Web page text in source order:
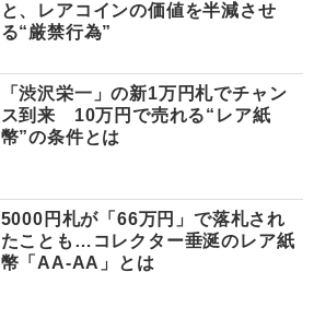
と、レアコインの価値を半減させ
る“厳禁行為”
「渋沢栄一」の新1万円札でチャン
ス到来 10万円で売れる“レア紙
幣”の条件とは
5000円札が「66万円」で落札され
たことも…コレクター垂涎のレア紙
幣「AA-AA」とは